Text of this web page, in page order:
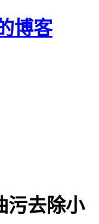
博客
污去除小